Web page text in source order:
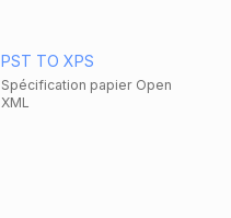
PST TO XPS
Spécification papier Open
XML